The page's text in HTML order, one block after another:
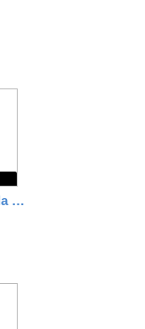
SCRATCH_El dessssafío de la sssserpiente